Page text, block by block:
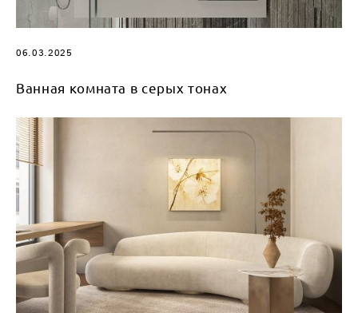
06.03.2025
Ванная комната в серых тонах